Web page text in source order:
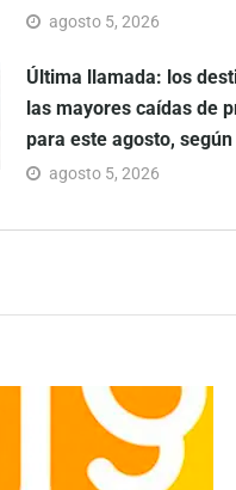
agosto 5, 2026
Última llamada: los
las mayores caídas de
para este agosto, según
agosto 5, 2026